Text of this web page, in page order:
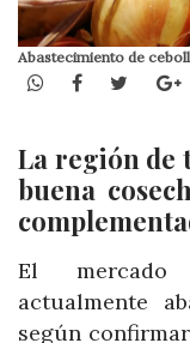
Abastecimiento de
WhatsApp
Facebook
Twitter
La región de
buena
El mercado
actualmente
según